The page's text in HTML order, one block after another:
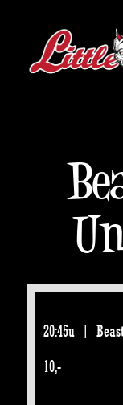
20:45u |
10,-